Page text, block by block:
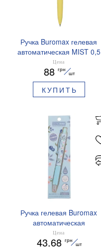
Ручка Buromax гелевая
автоматическая MIST 0,5
мм синие чернила
BM.83103
Цена
88 грн
шт
КУПИТЬ
Ручка гелевая Buromax
автоматическая
ARABESKI 0.5 мм
ароматизированный грипп
Цена
43.68 грн
шт